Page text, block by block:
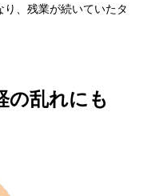
、残業が続いていたタ
の乱れにも